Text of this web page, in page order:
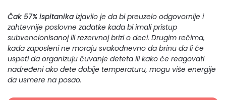
Čak 57% ispitanika izjavilo je da bi preuzelo odgovornije i
zahtevnije poslovne zadatke kada bi imali pristup
subvencionisanoj ili rezervnoj brizi o deci. Drugim rečima,
kada zaposleni ne moraju svakodnevno da brinu da li će
uspeti da organizuju čuvanje deteta ili kako će reagovati
nadređeni ako dete dobije temperaturu, mogu više energije
da usmere na posao.